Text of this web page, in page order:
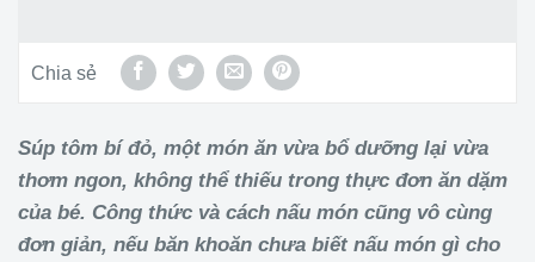
Chia sẻ
Súp tôm bí đỏ, một món ăn vừa bổ dưỡng lại vừa
thơm ngon, không thể thiếu trong thực đơn ăn dặm
của bé. Công thức và cách nấu món cũng vô cùng
đơn giản, nếu băn khoăn chưa biết nấu món gì cho